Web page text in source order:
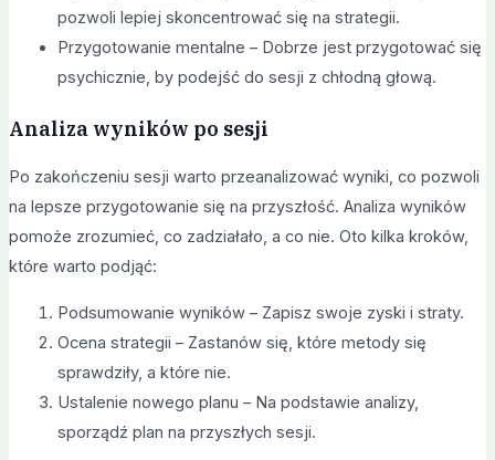
pozwoli lepiej skoncentrować się na strategii.
Przygotowanie mentalne – Dobrze jest przygotować się
psychicznie, by podejść do sesji z chłodną głową.
Analiza wyników po sesji
Po zakończeniu sesji warto przeanalizować wyniki, co pozwoli
na lepsze przygotowanie się na przyszłość. Analiza wyników
pomoże zrozumieć, co zadziałało, a co nie. Oto kilka kroków,
które warto podjąć:
Podsumowanie wyników – Zapisz swoje zyski i straty.
Ocena strategii – Zastanów się, które metody się
sprawdziły, a które nie.
Ustalenie nowego planu – Na podstawie analizy,
sporządź plan na przyszłych sesji.